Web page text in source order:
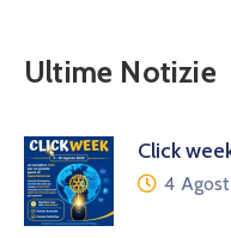
Ultime Notizie
Click
4